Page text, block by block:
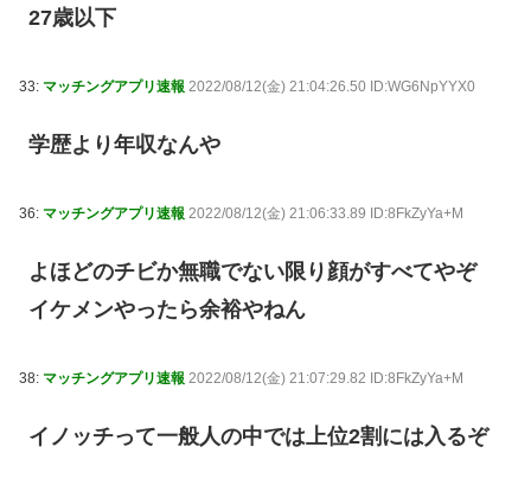
27歳以下
33: マッチングアプリ速報 2022/08/12(金) 21:04:26.50 ID:WG6NpYYX0
学歴より年収なんや
36: マッチングアプリ速報 2022/08/12(金) 21:06:33.89 ID:8FkZyYa+M
よほどのチビか無職でない限り顔がすべてやぞ
イケメンやったら余裕やねん
38: マッチングアプリ速報 2022/08/12(金) 21:07:29.82 ID:8FkZyYa+M
イノッチって一般人の中では上位2割には入るぞ